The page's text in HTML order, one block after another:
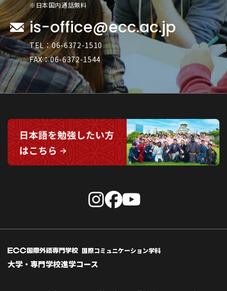
※日本国内通話無料
is-office@ecc.ac.jp
TEL：06-6372-1510
FAX：06-6372-1544
国際コミュニケーション学科
大学・専門学校進学コース